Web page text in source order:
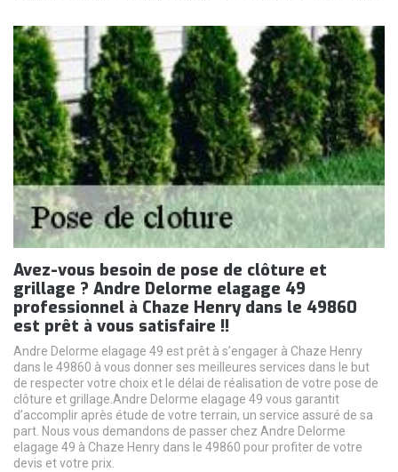
Avez-vous besoin de pose de clôture et
grillage ? Andre Delorme elagage 49
professionnel à Chaze Henry dans le 49860
est prêt à vous satisfaire !!
Andre Delorme elagage 49 est prêt à s’engager à Chaze Henry
dans le 49860 à vous donner ses meilleures services dans le but
de respecter votre choix et le délai de réalisation de votre pose de
clôture et grillage.Andre Delorme elagage 49 vous garantit
d’accomplir après étude de votre terrain, un service assuré de sa
part. Nous vous demandons de passer chez Andre Delorme
elagage 49 à Chaze Henry dans le 49860 pour profiter de votre
devis et votre prix.